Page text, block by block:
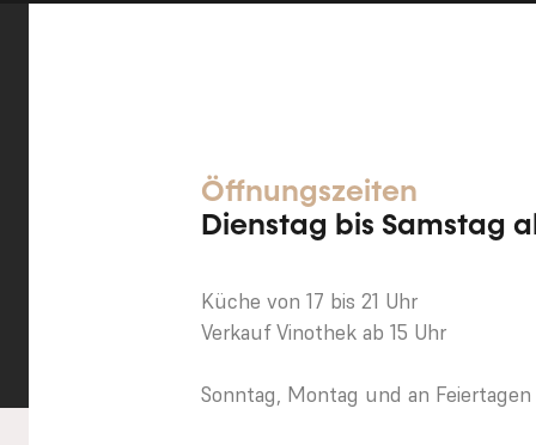
Öffnungszeiten
Dienstag bis Samstag
Küche von 17 bis 21 Uhr
Verkauf Vinothek ab 15 Uhr
Sonntag, Montag und an